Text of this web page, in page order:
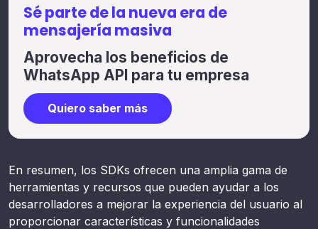
Sé parte de la nueva era de
mensajería masiva
Aprovecha los beneficios de
WhatsApp API para tu empresa
Quiero saber más
En resumen, los SDKs ofrecen una amplia gama de
herramientas y recursos que pueden ayudar a los
desarrolladores a mejorar la experiencia del usuario al
proporcionar características y funcionalidades